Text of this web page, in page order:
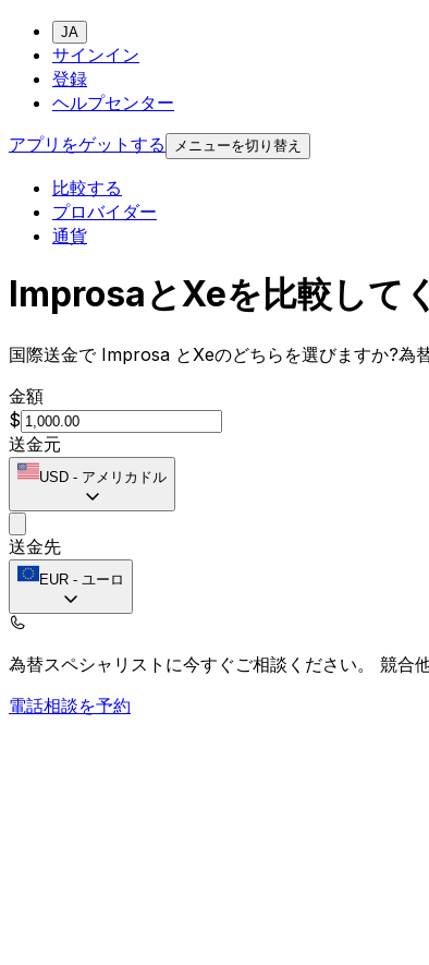
JA
サインイン
登録
ヘルプセンター
アプリをゲットする
メニューを切り替え
比較する
プロバイダー
通貨
ImprosaとXeを比較して
国際送金で Improsa とXeのどちらを選びますか?為
金額
$
送金元
USD - アメリカドル
送金先
EUR - ユーロ
為替スペシャリストに今すぐご相談ください。 競合
電話相談を予約